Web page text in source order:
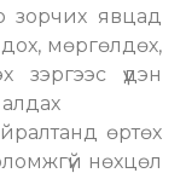
зорчих явцад
мөргөлдөх,
үүдэн
өртөх
нөхцөл